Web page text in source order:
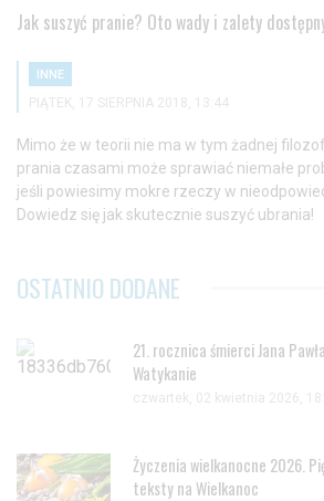
Jak suszyć pranie? Oto wady i zalety
INNE
PIĄTEK, 17 SIERPNIA 2018, 13:44
Mimo że w teorii nie ma w tym żadnej
prania czasami może sprawiać niemałe
jeśli powiesimy mokre rzeczy w
Dowiedz się jak skutecznie suszyć ubrania!
OSTATNIO DODANE
21. rocznica śmierci Jana
Watykanie
czwartek, 02 kwietnia 2026,
Życzenia wielkanocne 2026.
teksty na Wielkanoc